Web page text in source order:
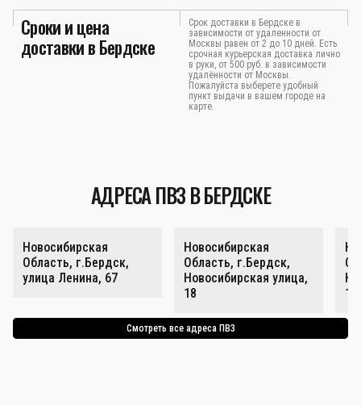
Сроки и цена
доставки в Бердске
Срок доставки в Бердске в
зависимости от удаленности от
Москвы равен от 2 до 10 дней. Есть
срочная курьерская доставка лично
в руки, от 500 руб. в зависимости
удалённости от Москвы.
Пожалуйста выберете удобный
пункт выдачи в вашем городе на
карте.
АДРЕСА ПВЗ В БЕРДСКЕ
Новосибирская
Область, г.Бердск,
улица Ленина, 67
Новосибирская
Область, г.Бердск,
Новосибирская улица,
18
18
Смотреть все адреса ПВЗ